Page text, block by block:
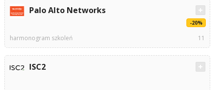
Palo Alto Networks
-20%
harmonogram szkoleń 11
ISC2